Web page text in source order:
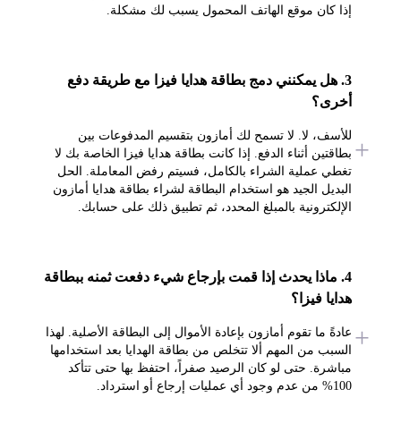
إذا كان موقع الهاتف المحمول يسبب لك مشكلة.
3. هل يمكنني دمج بطاقة هدايا فيزا مع طريقة دفع
للأسف، لا. لا تسمح لك أمازون بتقسيم المدفوعات بين
بطاقتين أثناء الدفع. إذا كانت بطاقة هدايا فيزا الخاصة بك لا
تغطي عملية الشراء بالكامل، فسيتم رفض المعاملة. الحل
البديل الجيد هو استخدام البطاقة لشراء بطاقة هدايا أمازون
الإلكترونية بالمبلغ المحدد، ثم تطبيق ذلك على حسابك.
4. ماذا يحدث إذا قمت بإرجاع شيء دفعت ثمنه ببطاقة
هدايا فيزا؟
عادةً ما تقوم أمازون بإعادة الأموال إلى البطاقة الأصلية. لهذا
السبب من المهم ألا تتخلص من بطاقة الهدايا بعد استخدامها
مباشرة. حتى لو كان الرصيد صفراً، احتفظ بها حتى تتأكد